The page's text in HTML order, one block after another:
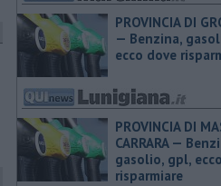
PROVINCIA DI
— ​Benzina,
ecco dove
PROVINCIA DI
CARRARA —
gasolio, gpl,
risparmiare